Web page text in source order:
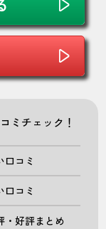
ミチェック！
コミ
コミ
・好評まとめ